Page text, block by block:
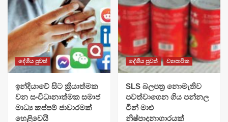
දේශීය පුවත්
​ඉන්දියාවේ සිට ක්‍රියාත්මක
වන සංවිධානාත්මක සමාජ
මාධ්‍ය කප්පම් ජාවාරමක්
හෙළිවෙයි
දේශීය පුවත් ව්‍යාපාරික
SLS බලපත්‍ර නොමැතිව
පවත්වාගෙන ගිය පන්නල
ටින් මාළු
නිෂ්පාදනාගාරයක්